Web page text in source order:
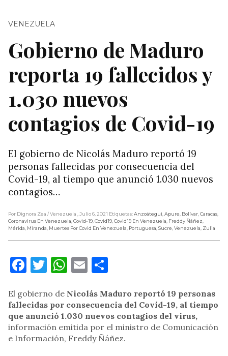
VENEZUELA
Gobierno de Maduro
reporta 19 fallecidos y
1.030 nuevos
contagios de Covid-19
El gobierno de Nicolás Maduro reportó 19
personas fallecidas por consecuencia del
Covid-19, al tiempo que anunció 1.030 nuevos
contagios…
Por Dignora Zea / Venezuela , Julio 6, 2021 Etiquetas:Anzoátegui,Apure, Bolívar,Caracas,
Coronavirus En Venezuela,Covid-19,Covid19,Covid19 En Venezuela, Freddy Ñáñez,
Mérida, Miranda, Muertes Por Covid En Venezuela, Portuguesa,Sucre,Venezuela, Zulia
Facebook
Twitter
WhatsApp
Email
El gobierno de Nicolás Maduro reportó 19 personas
fallecidas por consecuencia del Covid-19, al tiempo
que anunció 1.030 nuevos contagios del virus,
información emitida por el ministro de Comunicación
e Información, Freddy Ñáñez.